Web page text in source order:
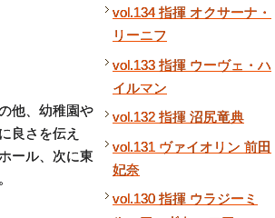
他、幼稚園や
良さを伝え
ール、次に東
vol.134 指揮 オクサーナ・
リーニフ
vol.133 指揮 ウーヴェ・ハ
イルマン
vol.132 指揮 沼尻竜典
vol.131 ヴァイオリン 前田
妃奈
vol.130 指揮 ウラジーミ